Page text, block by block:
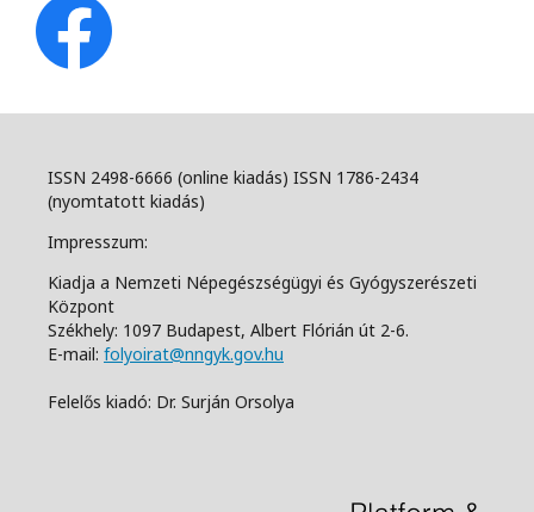
ISSN 2498-6666 (online kiadás) ISSN 1786-2434
(nyomtatott kiadás)
Impresszum:
Kiadja a Nemzeti Népegészségügyi és Gyógyszerészeti
Központ
Székhely: 1097 Budapest, Albert Flórián út 2-6.
E-mail: folyoirat@nngyk.gov.hu
Felelős kiadó: Dr. Surján Orsolya